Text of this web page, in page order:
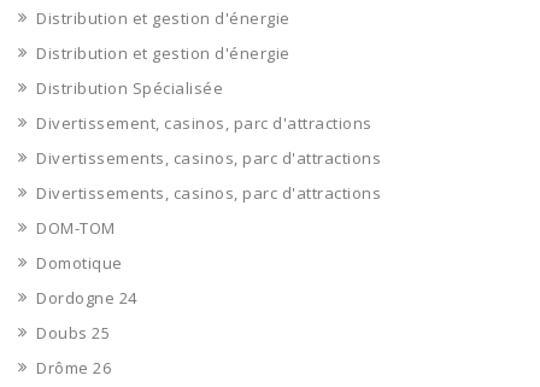
Distribution et gestion d'énergie
Distribution et gestion d'énergie
Distribution Spécialisée
Divertissement, casinos, parc d'attractions
Divertissements, casinos, parc d'attractions
Divertissements, casinos, parc d'attractions
DOM-TOM
Domotique
Dordogne 24
Doubs 25
Drôme 26